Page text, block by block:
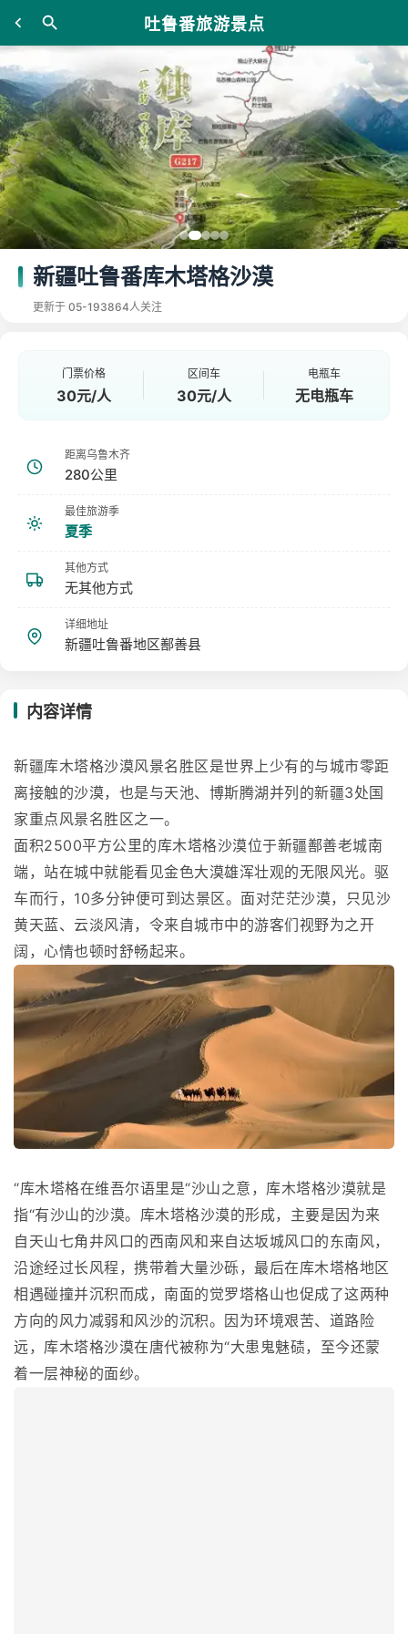
吐鲁番旅游景点
新疆吐鲁番库木塔格沙漠
更新于 05-193864人关注
门票价格
30元/人
区间车
30元/人
电瓶车
无电瓶车
距离乌鲁木齐
280公里
最佳旅游季
夏季
其他方式
无其他方式
详细地址
新疆吐鲁番地区鄯善县
内容详情
新疆库木塔格沙漠风景名胜区是世界上少有的与城市零距
离接触的沙漠，也是与天池、博斯腾湖并列的新疆3处国
家重点风景名胜区之一。
面积2500平方公里的库木塔格沙漠位于新疆鄯善老城南
端，站在城中就能看见金色大漠雄浑壮观的无限风光。驱
车而行，10多分钟便可到达景区。面对茫茫沙漠，只见沙
黄天蓝、云淡风清，令来自城市中的游客们视野为之开
阔，心情也顿时舒畅起来。
“库木塔格在维吾尔语里是“沙山之意，库木塔格沙漠就是
指“有沙山的沙漠。库木塔格沙漠的形成，主要是因为来
自天山七角井风口的西南风和来自达坂城风口的东南风，
沿途经过长风程，携带着大量沙砾，最后在库木塔格地区
相遇碰撞并沉积而成，南面的觉罗塔格山也促成了这两种
方向的风力减弱和风沙的沉积。因为环境艰苦、道路险
远，库木塔格沙漠在唐代被称为“大患鬼魅碛，至今还蒙
着一层神秘的面纱。